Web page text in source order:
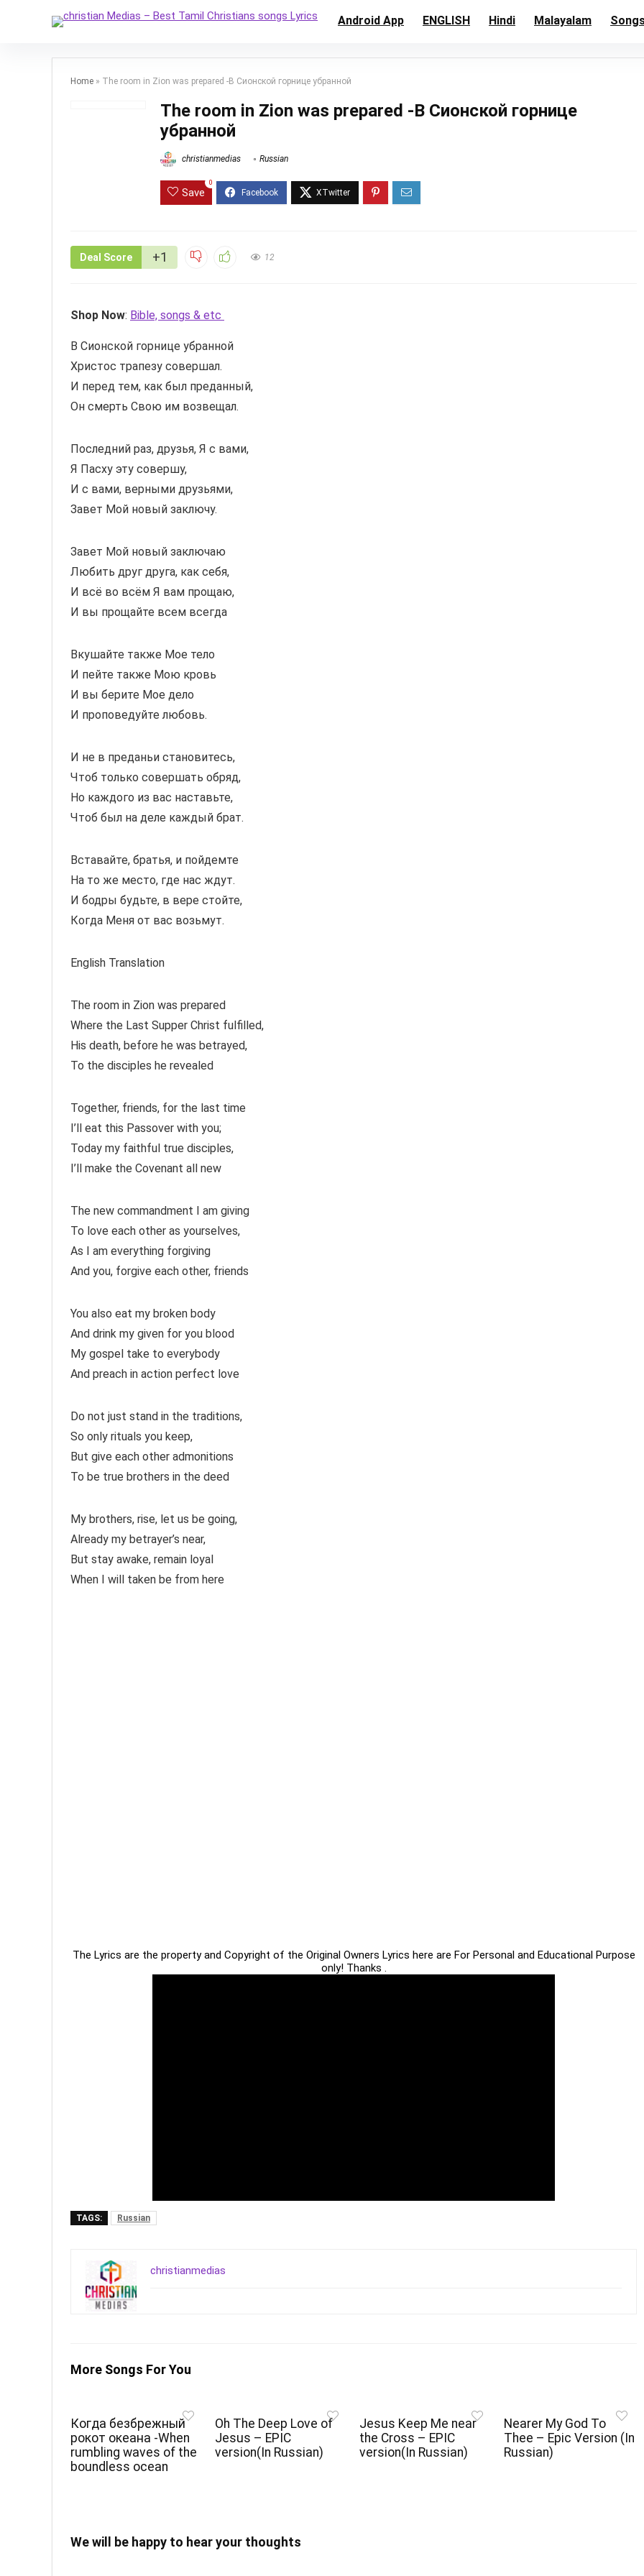
Android App ENGLISH Hindi Malayalam
Home » The room in Zion was prepared -В Сионской горнице убранной
The room in Zion was prepared -В Сионской горнице
убранной
christianmedias Russian
Save
0
Deal Score +1 12
Shop Now: Bible, songs & etc
В Сионской горнице убранной
Христос трапезу совершал.
И перед тем, как был преданный,
Он смерть Свою им возвещал.
Последний раз, друзья, Я с вами,
Я Пасху эту совершу,
И с вами, верными друзьями,
Завет Мой новый заключу.
Завет Мой новый заключаю
Любить друг друга, как себя,
И всё во всём Я вам прощаю,
И вы прощайте всем всегда
Вкушайте также Мое тело
И пейте также Мою кровь
И вы берите Мое дело
И проповедуйте любовь.
И не в преданьи становитесь,
Чтоб только совершать обряд,
Но каждого из вас наставьте,
Чтоб был на деле каждый брат.
Вставайте, братья, и пойдемте
На то же место, где нас ждут.
И бодры будьте, в вере стойте,
Когда Меня от вас возьмут.
English Translation
The room in Zion was prepared
Where the Last Supper Christ fulfilled,
His death, before he was betrayed,
To the disciples he revealed
Together, friends, for the last time
I’ll eat this Passover with you;
Today my faithful true disciples,
I’ll make the Covenant all new
The new commandment I am giving
To love each other as yourselves,
As I am everything forgiving
And you, forgive each other, friends
You also eat my broken body
And drink my given for you blood
My gospel take to everybody
And preach in action perfect love
Do not just stand in the traditions,
So only rituals you keep,
But give each other admonitions
To be true brothers in the deed
My brothers, rise, let us be going,
Already my betrayer’s near,
But stay awake, remain loyal
When I will taken be from here
The Lyrics are the property and Copyright of the Original Owners Lyrics here are For Personal and Educational Purpose
only! Thanks .
TAGS: Russian
christianmedias
More Songs For You
Когда безбрежный
рокот океана -When
rumbling waves of the
boundless ocean
Oh The Deep Love of
Jesus – EPIC
version(In Russian)
Jesus Keep Me near
the Cross – EPIC
version(In Russian)
Nearer My God To
Thee – Epic Version (In
Russian)
We will be happy to hear your thoughts